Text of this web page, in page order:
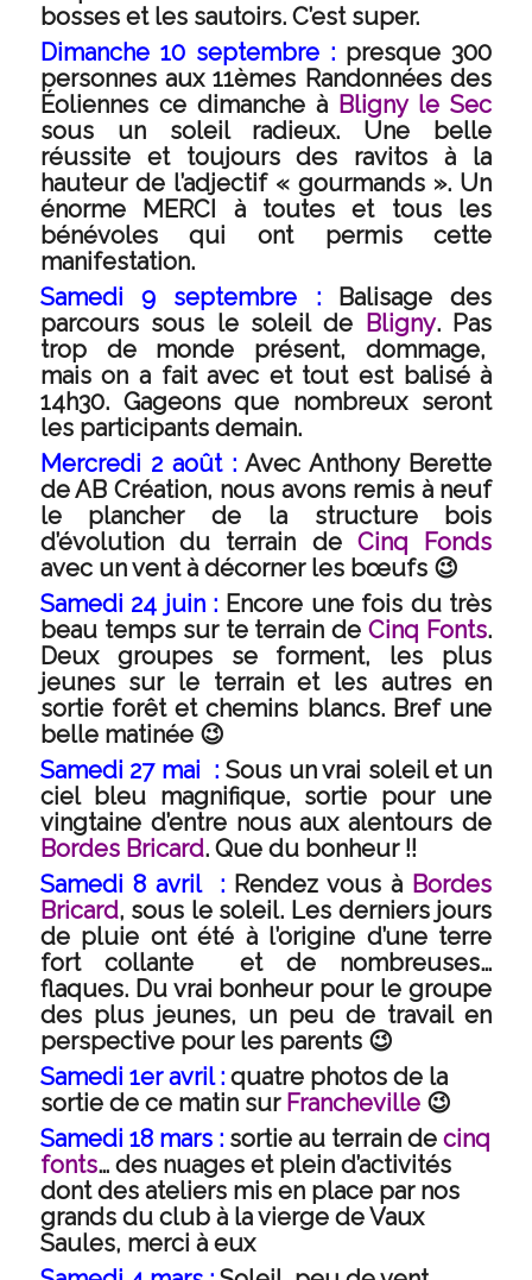
bosses et les sautoirs. C’est super.
Dimanche 10 septembre : presque 300
personnes aux 11èmes Randonnées des
Éoliennes ce dimanche à Bligny le Sec
sous un soleil radieux. Une belle
réussite et toujours des ravitos à la
hauteur de l’adjectif « gourmands ». Un
énorme MERCI à toutes et tous les
bénévoles qui ont permis cette
manifestation.
Samedi 9 septembre :Balisage des
parcours sous le soleil de Bligny. Pas
trop de monde présent, dommage,
mais on a fait avec et tout est balisé à
14h30. Gageons que nombreux seront
les participants demain.
Mercredi 2 août : Avec Anthony Berette
de AB Création, nous avons remis à neuf
le plancher de la structure bois
d’évolution du terrain deCinq Fonds
avec un vent à décorner les bœufs 😉
Samedi 24 juin : Encore une fois du très
beau temps sur te terrain deCinq Fonts.
Deux groupes se forment, les plus
jeunes sur le terrain et les autres en
sortie forêt et chemins blancs. Bref une
belle matinée 😉
Samedi 27 mai : Sous un vrai soleil et un
ciel bleu magnifique, sortie pour une
vingtaine d’entre nous aux alentours de
Bordes Bricard. Que du bonheur !!
Samedi 8 avril : Rendez vous à Bordes
Bricard, sous le soleil. Les derniers jours
de pluie ont été à l’origine d’une terre
fort collante et de nombreuses…
flaques. Du vrai bonheur pour le groupe
des plus jeunes, un peu de travail en
perspective pour les parents 😉
Samedi 1er avril : quatre photos de la
sortie de ce matin sur Francheville😉
Samedi 18 mars : sortieau terrain de cinq
fonts… des nuages et plein d’activités
dont des ateliers mis en place par nos
grands du club à la vierge de Vaux
Saules, merci à eux